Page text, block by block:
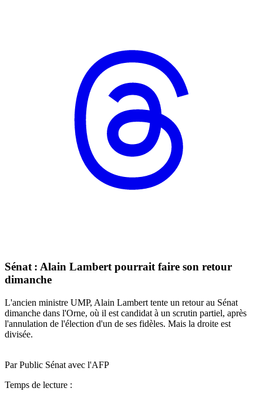
Sénat : Alain Lambert pourrait faire son retour
dimanche
L'ancien ministre UMP, Alain Lambert tente un retour au Sénat
dimanche dans l'Orne, où il est candidat à un scrutin partiel, après
l'annulation de l'élection d'un de ses fidèles. Mais la droite est
divisée.
Par Public Sénat avec l'AFP
Temps de lecture :